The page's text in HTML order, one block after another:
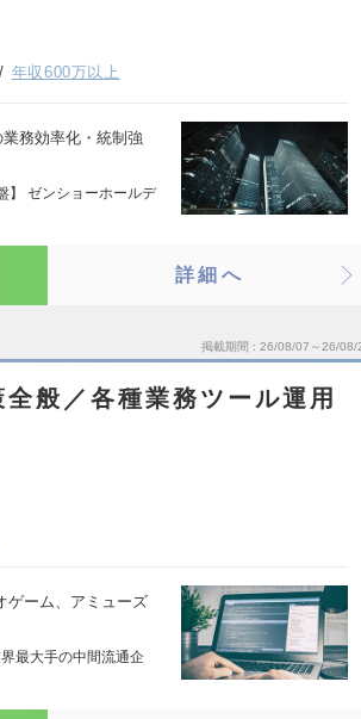
年収600万以上
務効率化・統制強
】 ゼンショーホールデ
詳細へ
掲載期間 26/08/07～26/08/
般／各種業務ツール運用
ゲーム、アミューズ
最大手の中間流通企